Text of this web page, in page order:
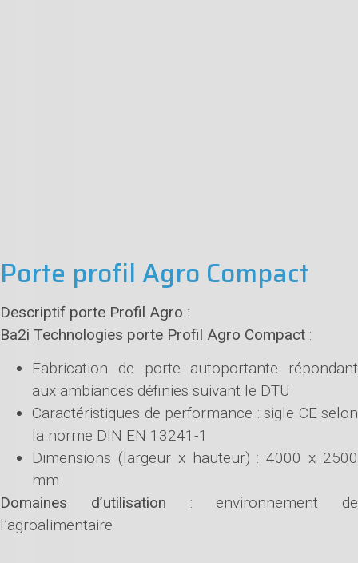
Porte profil Agro Compact
Descriptif porte Profil Agro :
Ba2i Technologies porte Profil Agro Compact :
Fabrication de porte autoportante répondant
aux ambiances définies suivant le DTU
Caractéristiques de performance : sigle CE selon
la norme DIN EN 13241-1
Dimensions (largeur x hauteur) : 4000 x 2500
mm
Domaines d’utilisation : environnement de
l’agroalimentaire